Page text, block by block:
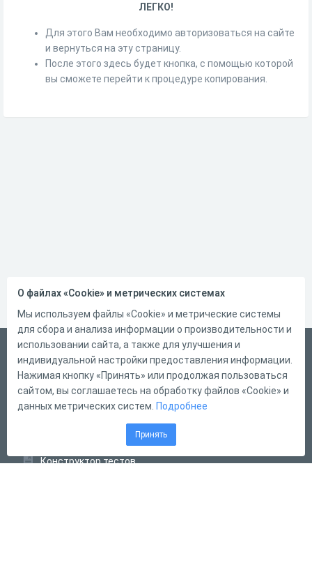
ЛЕГКО!
Для этого Вам необходимо авторизоваться на сайте
и вернуться на эту страницу.
После этого здесь будет кнопка, с помощью которой
вы сможете перейти к процедуре копирования.
Русский
Справка
Форма обратной связи
Конструктор тестов
О файлах «Cookie» и метрических системах
Мы используем файлы «Cookie» и метрические системы
для сбора и анализа информации о производительности и
использовании сайта, а также для улучшения и
индивидуальной настройки предоставления информации.
Нажимая кнопку «Принять» или продолжая пользоваться
сайтом, вы соглашаетесь на обработку файлов «Cookie» и
данных метрических систем. Подробнее
Принять